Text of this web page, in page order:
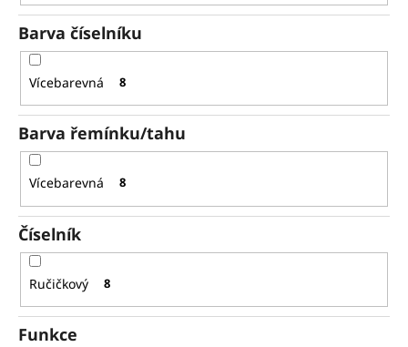
Barva číselníku
Vícebarevná 8
Barva řemínku/tahu
Vícebarevná 8
Číselník
Ručičkový 8
Funkce
Kč
Původně:
45
400